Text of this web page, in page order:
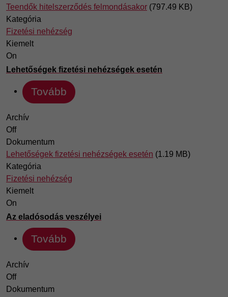
Teendők hitelszerződés felmondásakor (797.49 KB)
Kategória
Fizetési nehézség
Kiemelt
On
Lehetőségek fizetési nehézségek esetén
Tovább
Archív
Off
Dokumentum
Lehetőségek fizetési nehézségek esetén (1.19 MB)
Kategória
Fizetési nehézség
Kiemelt
On
Az eladósodás veszélyei
Tovább
Archív
Off
Dokumentum